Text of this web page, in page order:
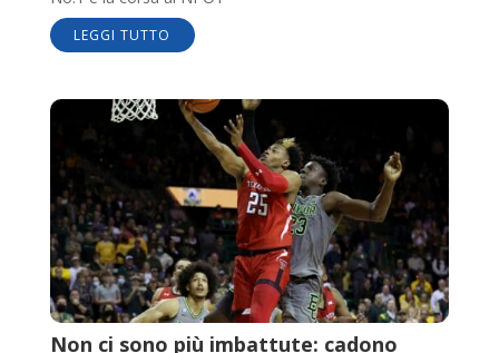
LEGGI TUTTO
Non ci sono più imbattute: cadono